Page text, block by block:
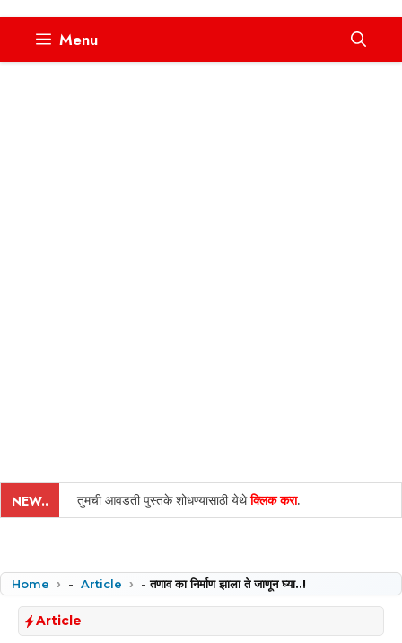
Menu
NEW.. तुमची आवडती पुस्तके शोधण्यासाठी येथेक्लिक करा.
Home - Article -तणाव का निर्माण झाला ते जाणून घ्या..!
Article